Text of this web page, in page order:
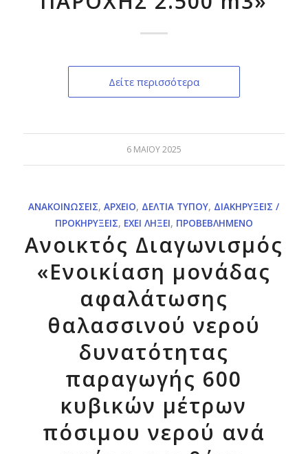
Δείτε περισσότερα
6 ΜΑΪ́ΟΥ 2025
ΑΝΑΚΟΙΝΏΣΕΙΣ,ΑΡΧΕΊΟ, ΔΕΛΤΊΑ ΤΎΠΟΥ, ΔΙΑΚΗΡΎΞΕΙΣ /
ΠΡΟΚΗΡΎΞΕΙΣ, ΈΧΕΙ ΛΉΞΕΙ, ΠΡΟΒΕΒΛΗΜΈΝΟ
Ανοικτός Διαγωνισμός
«Ενοικίαση μονάδας
αφαλάτωσης
θαλασσινού νερού
δυνατότητας
παραγωγής 600
κυβικών μέτρων
πόσιμου νερού ανά